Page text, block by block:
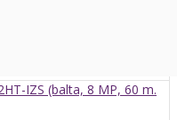
IZS (balta, 8 MP, 60 m.